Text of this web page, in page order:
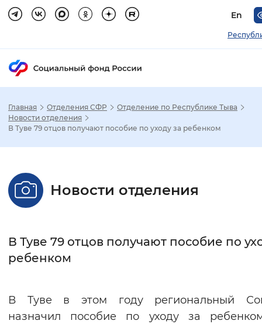
En
Настройка режима отображения
Стандартный Увеличенный
Нормальный Увеличенный
Главная Отделения СФР
Отделение по Республике Тыва
Новости отделения
В Туве 79 отцов получают пособие по уходу за ребенком
Новости отделения
В Туве 79 отцов получают пособие по
ребенком
В Туве в этом году региональный
назначил пособие по уходу за